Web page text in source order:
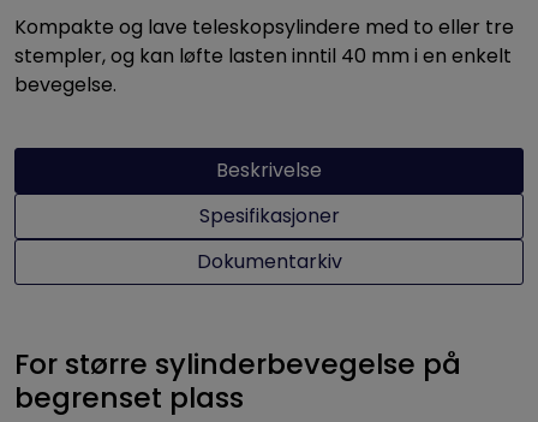
Kompakte og lave teleskopsylindere med to eller tre
stempler, og kan løfte lasten inntil 40 mm i en enkelt
bevegelse.
Beskrivelse
Spesifikasjoner
Dokumentarkiv
For større sylinderbevegelse på
begrenset plass